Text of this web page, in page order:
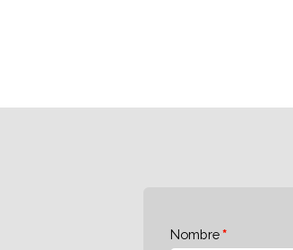
Nombre